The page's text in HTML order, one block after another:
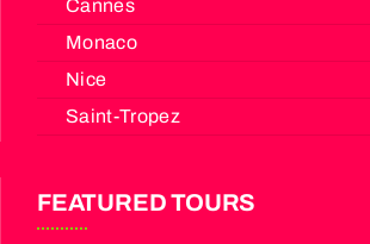
Cannes
Monaco
Nice
Saint-Tropez
FEATURED TOURS